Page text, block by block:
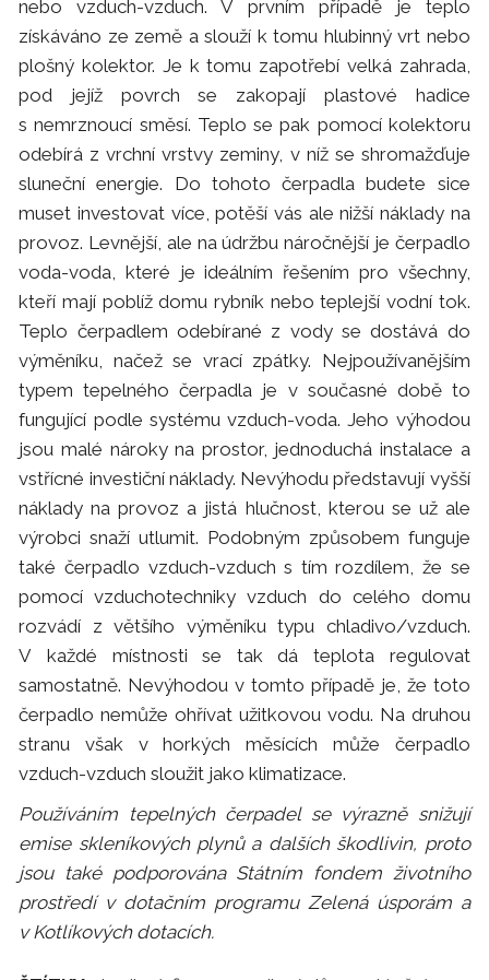
nebo vzduch-vzduch. V prvním případě je teplo
získáváno ze země a slouží k tomu hlubinný vrt nebo
plošný kolektor. Je k tomu zapotřebí velká zahrada,
pod jejíž povrch se zakopají plastové hadice
s nemrznoucí směsí. Teplo se pak pomocí kolektoru
odebírá z vrchní vrstvy zeminy, v níž se shromažďuje
sluneční energie. Do tohoto čerpadla budete sice
muset investovat více, potěší vás ale nižší náklady na
provoz. Levnější, ale na údržbu náročnější je čerpadlo
voda-voda, které je ideálním řešením pro všechny,
kteří mají poblíž domu rybník nebo teplejší vodní tok.
Teplo čerpadlem odebírané z vody se dostává do
výměníku, načež se vrací zpátky. Nejpoužívanějším
typem tepelného čerpadla je v současné době to
fungující podle systému vzduch-voda. Jeho výhodou
jsou malé nároky na prostor, jednoduchá instalace a
vstřícné investiční náklady. Nevýhodu představují vyšší
náklady na provoz a jistá hlučnost, kterou se už ale
výrobci snaží utlumit. Podobným způsobem funguje
také čerpadlo vzduch-vzduch s tím rozdílem, že se
pomocí vzduchotechniky vzduch do celého domu
rozvádí z většího výměníku typu chladivo/vzduch.
V každé místnosti se tak dá teplota regulovat
samostatně. Nevýhodou v tomto případě je, že toto
čerpadlo nemůže ohřívat užitkovou vodu. Na druhou
stranu však v horkých měsících může čerpadlo
vzduch-vzduch sloužit jako klimatizace.
Používáním tepelných čerpadel se výrazně snižují
emise skleníkových plynů a dalších škodlivin, proto
jsou také podporována Státním fondem životního
prostředí v dotačním programu Zelená úsporám a
v Kotlíkových dotacích.